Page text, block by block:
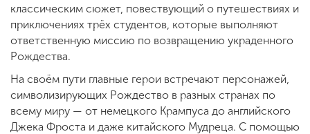
классическим сюжет, повествующий о путешествиях и
приключениях трёх студентов, которые выполняют
ответственную миссию по возвращению украденного
Рождества.
На своём пути главные герои встречают персонажей,
символизирующих Рождество в разных странах по
всему миру — от немецкого Крампуса до английского
Джека Фроста и даже китайского Мудреца. С помощью